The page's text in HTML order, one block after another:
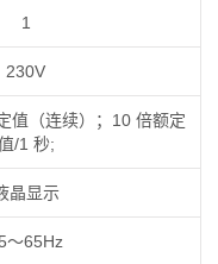
1
230V
值（连续）；10 倍额定
/1 秒;
晶显示
～65Hz